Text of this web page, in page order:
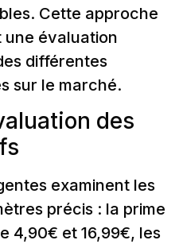
Cette approche
évaluation
différentes
sur le marché.
des
examinent les
précis : la prime
4,90€ et 16,99€, les